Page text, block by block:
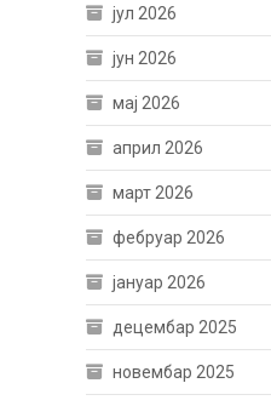
јул 2026
јун 2026
мај 2026
април 2026
март 2026
фебруар 2026
јануар 2026
децембар 2025
новембар 2025